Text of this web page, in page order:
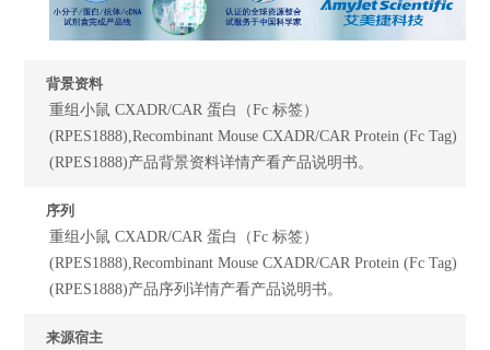
背景资料
重组小鼠 CXADR/CAR 蛋白（Fc 标签）
(RPES1888),Recombinant Mouse CXADR/CAR Protein (Fc Tag)
(RPES1888)产品背景资料详情产看产品说明书。
序列
重组小鼠 CXADR/CAR 蛋白（Fc 标签）
(RPES1888),Recombinant Mouse CXADR/CAR Protein (Fc Tag)
(RPES1888)产品序列详情产看产品说明书。
来源宿主